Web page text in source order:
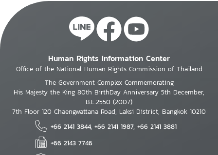
Human Rights Information Center
Office of the National Human Rights Commission of Thailand
The Government Complex Commemorating
His Majesty the King 80th BirthDay Anniversary 5th December,
B.E.2550 (2007)
7th Floor 120 Chaengwattana Road, Laksi District, Bangkok 10210
+66 2141 3844, +66 2141 1987, +66 2141 3881
+66 2143 7746